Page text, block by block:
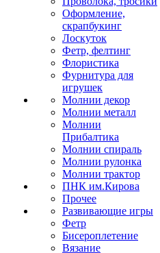
Оформление,
скрапбукинг
Лоскуток
Фетр, фелтинг
Флористика
Фурнитура для
игрушек
Молнии декор
Молнии металл
Молнии
Прибалтика
Молнии спираль
Молнии рулонка
Молнии трактор
ПНК им.Кирова
Прочее
Развивающие игры
Фетр
Бисероплетение
Вязание